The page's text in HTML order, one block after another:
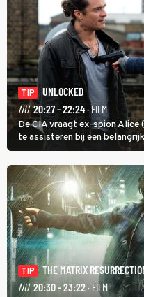
TIP
UNLOCKED
NU 20:27 - 22:24· FILM
De CIA vraagt ex-spion Alice
te assisteren bij een
degene die haar aanstelde
TIP
THE MATRIX
NU 20:30 - 23:22 · FILM